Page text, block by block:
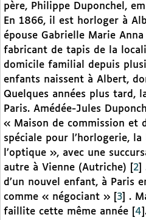
père, Philippe Duponchel,
En 1866, il est horloger à
épouse Gabrielle Marie
fabricant de tapis de la
domicile familial depuis
enfants naissent à Albert,
Quelques années plus tard,
Paris. Amédée-Jules
« Maison de commission et
spéciale pour l’horlogerie,
l’optique », avec une
autre à Vienne (Autriche)
2
d’un nouvel enfant, à Paris
comme « négociant »
3
.
faillite cette même année
4